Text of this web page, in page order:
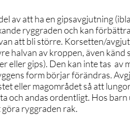
av att ha en gipsavgjutning
ryggraden och kan
att bli större. Korsetten/
halvan av kroppen, även känd
eller gips). Den kan inte tas av
form börjar förändras.
eller magområdet så att
och andas ordentligt. Hos
ryggraden rak.